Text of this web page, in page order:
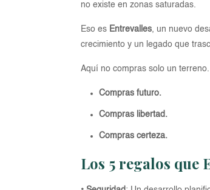
no existe en zonas saturadas.
Eso es Entrevalles, un nuevo
crecimiento y un legado que
Aquí no compras solo un terreno.
Compras futuro.
Compras libertad.
Compras certeza.
Los 5 regalos que